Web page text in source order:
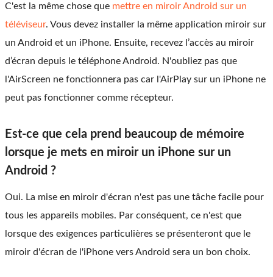
C'est la même chose que mettre en miroir Android sur un
téléviseur. Vous devez installer la même application miroir sur
un Android et un iPhone. Ensuite, recevez l’accès au miroir
d’écran depuis le téléphone Android. N'oubliez pas que
l'AirScreen ne fonctionnera pas car l'AirPlay sur un iPhone ne
peut pas fonctionner comme récepteur.
Est-ce que cela prend beaucoup de mémoire
lorsque je mets en miroir un iPhone sur un
Android ?
Oui. La mise en miroir d'écran n'est pas une tâche facile pour
tous les appareils mobiles. Par conséquent, ce n'est que
lorsque des exigences particulières se présenteront que le
miroir d'écran de l'iPhone vers Android sera un bon choix.